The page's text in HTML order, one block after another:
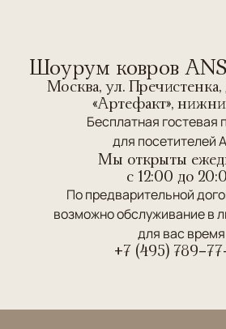
Шоурум ковров
Москва, ул. Пречистенка,
«Артефакт»,
Бесплатная гостевая
для посетителей
Мы открыты
c 12:00 до
По предварительной
возможно обслуживание в
для вас время
+7 (495) 789-